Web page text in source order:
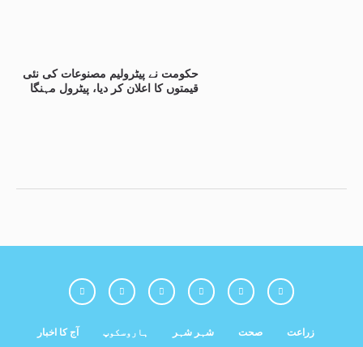
حکومت نے پیٹرولیم مصنوعات کی نئی
قیمتوں کا اعلان کر دیا، پیٹرول مہنگا
آج کا اخبار ہاروسکوپ شہر شہر صحت زراعت